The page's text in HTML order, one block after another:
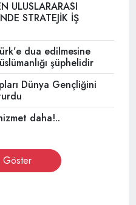
ULUSLARARASI
STRATEJİK İŞ
dua edilmesine
şüphelidir
Dünya Gençliğini
daha!..
Göster